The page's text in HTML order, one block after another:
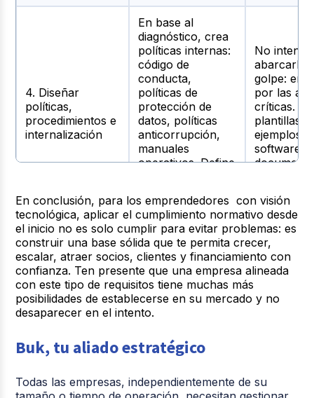
4. Diseñar
políticas,
procedimientos e
internalización
En base al
diagnóstico, crea
políticas internas:
código de
conducta,
políticas de
protección de
datos, políticas
anticorrupción,
manuales
operativos. Define
para cumplirlos.
No
abarcarlo
golpe:
por las
críticas.
plantillas,
ejemplos,
software
5. Asignación de
responsabilidades
Designa quién
lidera el
cumplimiento
normativo: puede
ser tú mismo o un
responsable
interno. Define
responsabilidades,
En
pequeñas,
no haya
exclusivo.
alguien
En conclusión, para los emprendedores con visión
tecnológica, aplicar el cumplimiento normativo desde
el inicio no es solo cumplir para evitar problemas: es
construir una base sólida que te permita crecer,
escalar, atraer socios, clientes y financiamiento con
confianza. Ten presente que una empresa alineada
con este tipo de requisitos tiene muchas más
posibilidades de establecerse en su mercado y no
desaparecer en el intento.
Buk, tu aliado estratégico
Todas las empresas, independientemente de su